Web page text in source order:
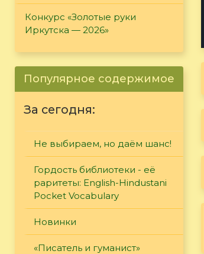
Конкурс «Золотые руки
Иркутска — 2026»
Популярное содержимое
За сегодня:
Не выбираем, но даём шанс!
Гордость библиотеки - её
раритеты: English-Hindustani
Pocket Vocabulary
Новинки
«Писатель и гуманист»